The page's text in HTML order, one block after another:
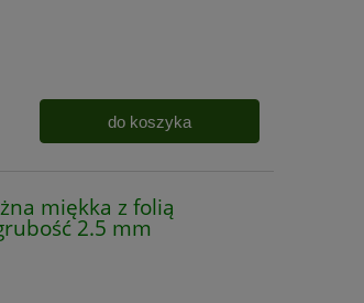
do koszyka
miękka z folią
2.5 mm